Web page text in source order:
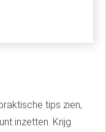
tips zien,
inzetten. Krijg